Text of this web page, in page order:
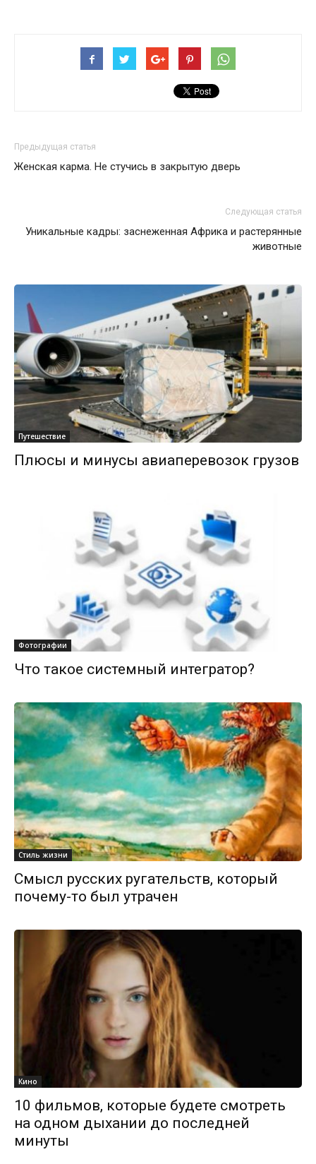
Предыдущая статья
Женская карма. Не стучись в закрытую дверь
Следующая статья
Уникальные кадры: заснеженная Африка и растерянные
животные
Путешествие
Плюсы и минусы авиаперевозок грузов
Фотографии
Что такое системный интегратор?
Стиль жизни
Смысл русских ругательств, который
почему-то был утрачен
Кино
10 фильмов, которые будете смотреть
на одном дыхании до последней
минуты